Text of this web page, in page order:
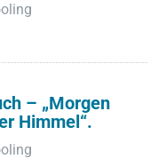
– „Morgen
Himmel“.